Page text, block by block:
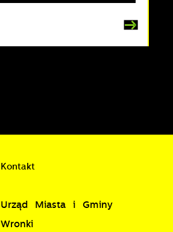
Kontakt
Urząd Miasta i Gminy
Wronki